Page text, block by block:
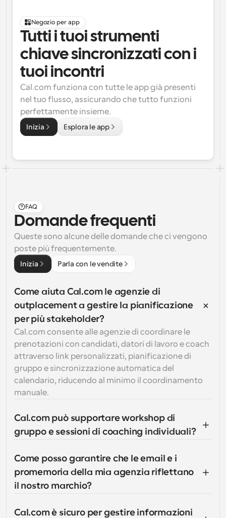
Negozio per app
Tutti i tuoi strumenti
chiave sincronizzati con i
tuoi incontri
Cal.com funziona con tutte le app già presenti
nel tuo flusso, assicurando che tutto funzioni
perfettamente insieme.
Inizia Esplora le app
FAQ
Domande frequenti
Queste sono alcune delle domande che ci vengono
poste più frequentemente.
Inizia Parla con le vendite
Come aiuta Cal.com le agenzie di
outplacement a gestire la pianificazione
per più stakeholder?
Cal.com consente alle agenzie di coordinare le
prenotazioni con candidati, datori di lavoro e coach
attraverso link personalizzati, pianificazione di
gruppo e sincronizzazione automatica del
calendario, riducendo al minimo il coordinamento
manuale.
Cal.com può supportare workshop di
gruppo e sessioni di coaching individuali?
Come posso garantire che le email e i
promemoria della mia agenzia riflettano
il nostro marchio?
Cal.com è sicuro per gestire informazioni